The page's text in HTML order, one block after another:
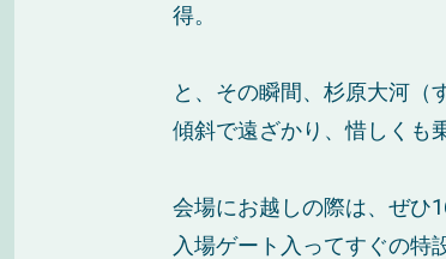
得。
と、その瞬間、杉原大河（
傾斜で遠ざかり、惜しくも
会場にお越しの際は、ぜひ
入場ゲート入ってすぐの特